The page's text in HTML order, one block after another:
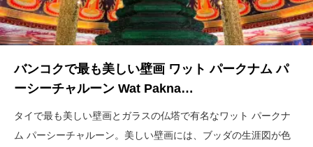
バンコクで最も美しい壁画 ワット パークナム パ
ーシーチャルーン Wat Pakna…
タイで最も美しい壁画とガラスの仏塔で有名なワット パークナ
ム パーシーチャルーン。美しい壁画には、ブッダの生涯図が色